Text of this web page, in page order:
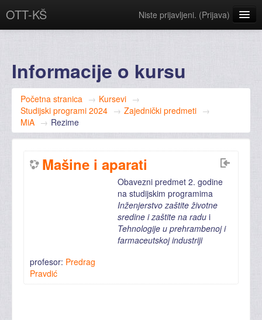
OTT-KŠ Niste prijavljeni. (Prijava)
Informacije o kursu
Početna stranica → Kursevi →
Studijski programi 2024 → Zajednički predmeti →
MiA → Rezime
Mašine i aparati
Obavezni predmet 2. godine
na studijskim programima
Inženjerstvo zaštite životne
sredine i zaštite na radu i
Tehnologije u prehrambenoj i
farmaceutskoj industriji
profesor: Predrag
Pravdić